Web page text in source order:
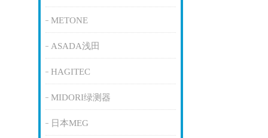
METONE
ASADA浅田
HAGITEC
MIDORI绿测器
日本MEG